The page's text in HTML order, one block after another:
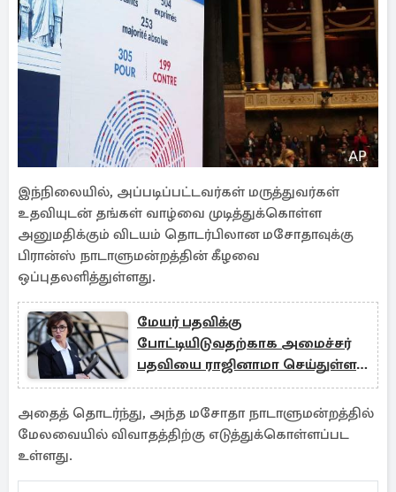
இந்நிலையில், அப்படிப்பட்டவர்கள் மருத்துவர்கள்
உதவியுடன் தங்கள் வாழ்வை முடித்துக்கொள்ள
அனுமதிக்கும் விடயம் தொடர்பிலான மசோதாவுக்கு
பிரான்ஸ் நாடாளுமன்றத்தின் கீழவை
ஒப்புதலளித்துள்ளது.
மேயர் பதவிக்கு
போட்டியிடுவதற்காக அமைச்சர்
பதவியை ராஜினாமா செய்துள்ள
பெண்
அதைத் தொடர்ந்து, அந்த மசோதா நாடாளுமன்றத்தில்
மேலவையில் விவாதத்திற்கு எடுத்துக்கொள்ளப்பட
உள்ளது.